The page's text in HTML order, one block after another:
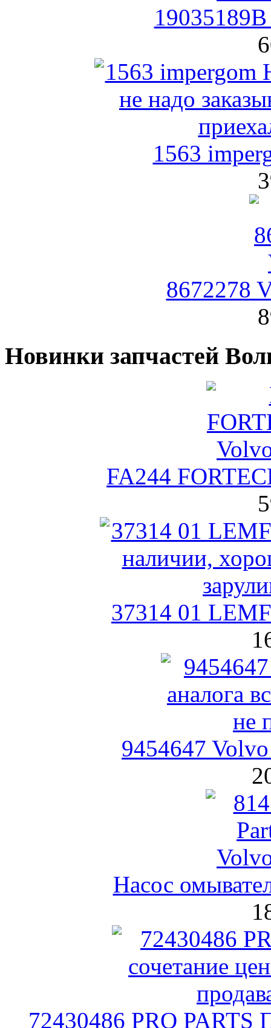
1563
8672278
Новинки запчастей
FA244
37314 01
9454647
Насос
72430486 PRO PARTS